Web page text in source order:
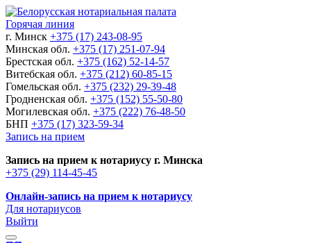
Горячая линия
г. Минск +375 (17) 243-08-95
Минская обл. +375 (17) 251-07-94
Брестская обл. +375 (162) 52-14-57
Витебская обл. +375 (212) 60-85-15
Гомельская обл. +375 (232) 29-39-48
Гродненская обл. +375 (152) 55-50-80
Могилевская обл. +375 (222) 76-48-50
БНП +375 (17) 323-59-34
Запись на прием
Запись на прием к нотариусу г. Минска
+375 (29) 114-45-45
Онлайн-запись на прием к нотариусу
Для нотариусов
Выйти